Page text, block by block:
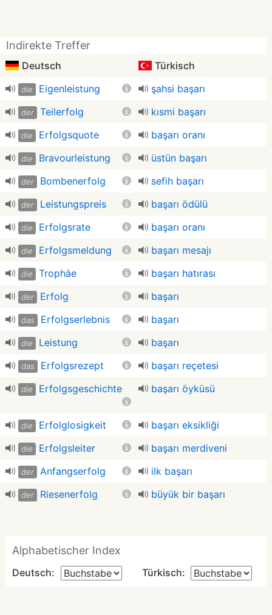
Indirekte Treffer
Deutsch Türkisch
die Eigenleistung şahsi başarı
der Teilerfolg kısmi başarı
die Erfolgsquote başarı oranı
die Bravourleistung üstün başarı
der Bombenerfolg sefih başarı
der Leistungspreis başarı ödülü
die Erfolgsrate başarı oranı
die Erfolgsmeldung başarı mesajı
die Trophäe başarı hatırası
der Erfolg başarı
das Erfolgserlebnis başarı
die Leistung başarı
das Erfolgsrezept başarı reçetesi
die Erfolgsgeschichte başarı öyküsü
die Erfolglosigkeit başarı eksikliği
die Erfolgsleiter başarı merdiveni
der Anfangserfolg ilk başarı
der Riesenerfolg büyük bir başarı
Alphabetischer Index
Deutsch: Türkisch: